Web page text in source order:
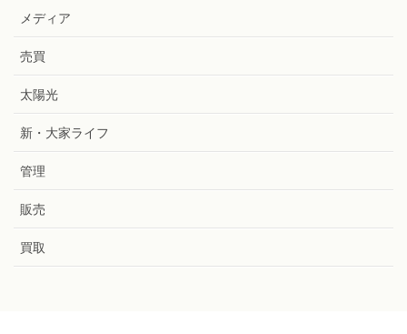
メディア
売買
太陽光
新・大家ライフ
管理
販売
買取